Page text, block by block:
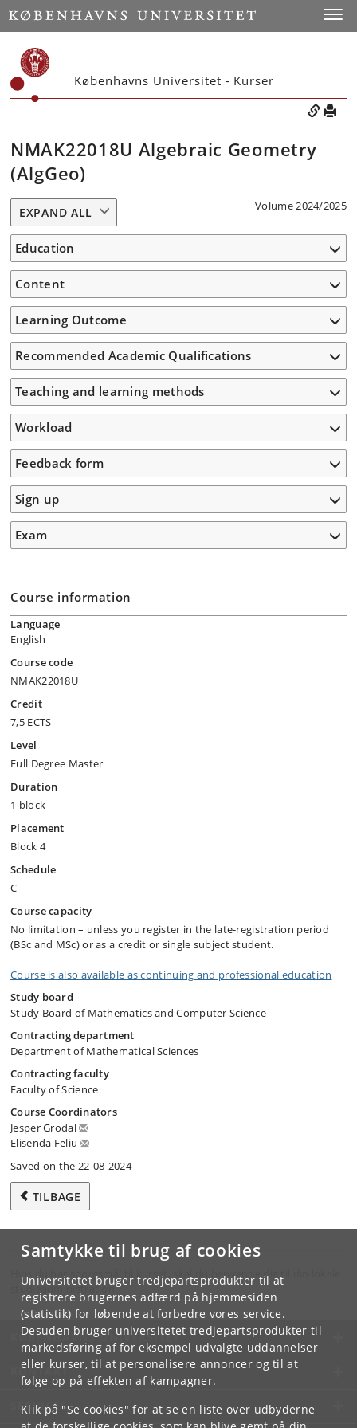
Samtykke til brug af cookies
Universitetet bruger tredjepartsprodukter til at
registrere brugernes adfærd på hjemmesiden
(statistik) for løbende at forbedre vores service.
Desuden bruger universitetet tredjepartsprodukter til
markedsføring af for eksempel udvalgte uddannelser
eller kurser, til at personalisere annoncer og til at
følge op på effekten af kampagner.
Klik på "Se cookies" for at se en liste over udbyderne
Københavns Universitet - Kurser
NMAK22018U Algebraic Geometry
(AlgGeo)
Volume 2024/2025
EXPAND ALL
Education
Content
Learning Outcome
Recommended Academic Qualifications
Teaching and learning methods
Workload
Feedback form
Sign up
Exam
Course information
Language
English
Course code
NMAK22018U
Credit
7,5 ECTS
Level
Full Degree Master
Duration
1 block
Placement
Block 4
Schedule
C
Course capacity
No limitation – unless you register in the late-registration period
(BSc and MSc) or as a credit or single subject student.
Course is also available as continuing and professional education
Study board
Study Board of Mathematics and Computer Science
Contracting department
Department of Mathematical Sciences
Contracting faculty
Faculty of Science
Course Coordinators
Jesper Grodal
Elisenda Feliu
Saved on the 22-08-2024
TILBAGE
Hvis du har spørgsmål til kurset, skal du henvende dig til din lokale
studieadministration.
KØBENHAVNS UNIVERSITET
KONTAKT
SERVICES